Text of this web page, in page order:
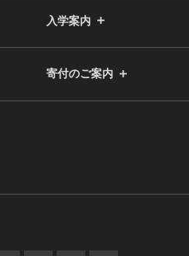
入学案内
寄付のご案内